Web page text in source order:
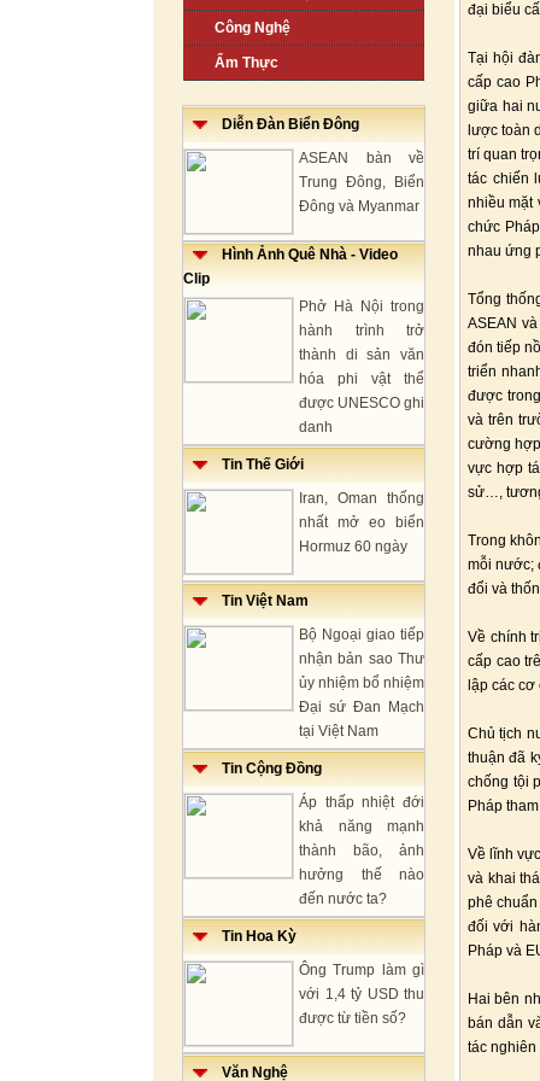
Công Nghệ
Ẩm Thực
Diễn Đàn Biển Đông
ASEAN bàn về
Trung Đông, Biển
Đông và Myanmar
Hình Ảnh Quê Nhà - Video
Clip
Phở Hà Nội trong
hành trình trở
thành di sản văn
hóa phi vật thể
được UNESCO ghi
danh
Tin Thế Giới
Iran, Oman thống
nhất mở eo biển
Hormuz 60 ngày
Tin Việt Nam
Bộ Ngoại giao tiếp
nhận bản sao Thư
ủy nhiệm bổ nhiệm
Đại sứ Đan Mạch
tại Việt Nam
Tin Cộng Đồng
Áp thấp nhiệt đới
khả năng mạnh
thành bão, ảnh
hưởng thế nào
đến nước ta?
Tin Hoa Kỳ
Ông Trump làm gì
với 1,4 tỷ USD thu
được từ tiền số?
Văn Nghệ
đại biểu
Tại hội
cấp cao
giữa hai
lược toàn
trí quan
tác chiến
nhiều mặt
chức
nhau ứng
Tổng
ASEAN
đón tiếp
triển
được
và trên
cường
vực hợp
sử…,
Trong
mỗi nước;
đổi và
Về chính
cấp cao
lập các
Chủ tịch
thuận đã
chống tội
Pháp
Về lĩnh
và khai
phê
đối với
Pháp và
Hai bên
bán dẫn
tác nghiên